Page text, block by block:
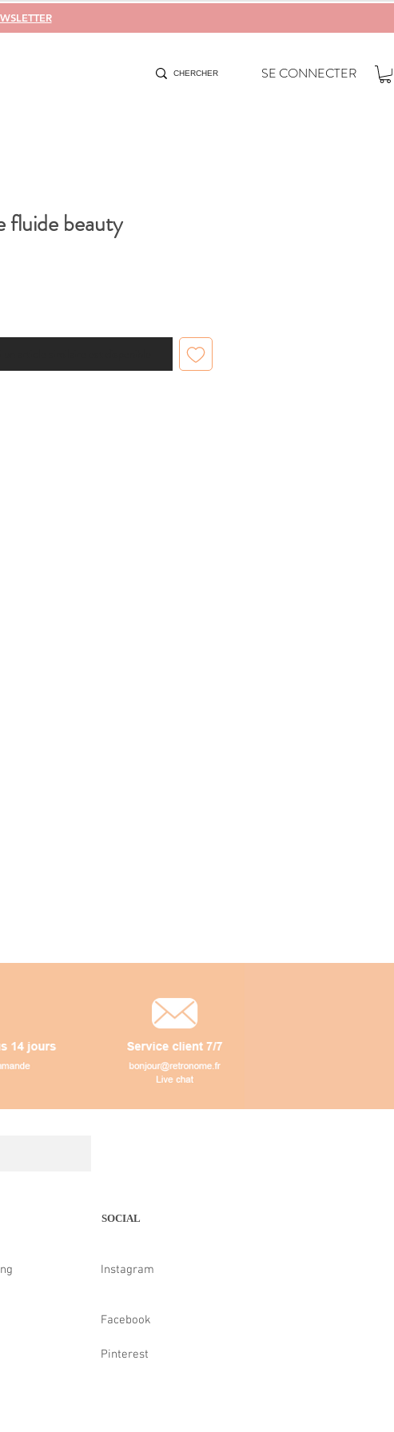
SE CONNECTER
fluide beauty
SOCIAL
Instagram
Facebook
Pinterest